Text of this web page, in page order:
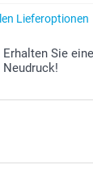
Lieferoptionen
Erhalten Sie
Neudruck!